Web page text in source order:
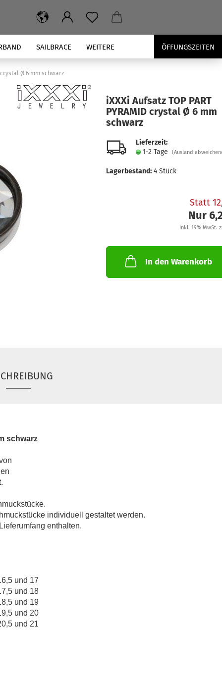
SAILBRACE ÖFFUNGSZEITEN
WEITERE
crystal Ø 6 mm schwarz
iXXXi Auf­satz TOP PART
PY­RAMID crys­tal Ø 6 mm
schwarz
Lieferzeit:
1-2 Tage
(Ausland
Lagerbestand: 4 Stück
Statt
Nur
inkl. 19% MwSt.
In den Warenkorb
schwarz
individuell gestaltet werden.
enthalten.
und 17
und 18
und 19
und 20
und 21